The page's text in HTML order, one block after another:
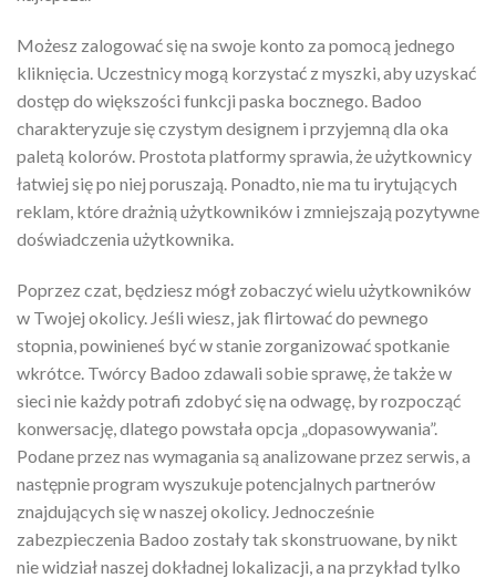
Możesz zalogować się na swoje konto za pomocą jednego
kliknięcia. Uczestnicy mogą korzystać z myszki, aby uzyskać
dostęp do większości funkcji paska bocznego. Badoo
charakteryzuje się czystym designem i przyjemną dla oka
paletą kolorów. Prostota platformy sprawia, że użytkownicy
łatwiej się po niej poruszają. Ponadto, nie ma tu irytujących
reklam, które drażnią użytkowników i zmniejszają pozytywne
doświadczenia użytkownika.
Poprzez czat, będziesz mógł zobaczyć wielu użytkowników
w Twojej okolicy. Jeśli wiesz, jak flirtować do pewnego
stopnia, powinieneś być w stanie zorganizować spotkanie
wkrótce. Twórcy Badoo zdawali sobie sprawę, że także w
sieci nie każdy potrafi zdobyć się na odwagę, by rozpocząć
konwersację, dlatego powstała opcja „dopasowywania”.
Podane przez nas wymagania są analizowane przez serwis, a
następnie program wyszukuje potencjalnych partnerów
znajdujących się w naszej okolicy. Jednocześnie
zabezpieczenia Badoo zostały tak skonstruowane, by nikt
nie widział naszej dokładnej lokalizacji, a na przykład tylko